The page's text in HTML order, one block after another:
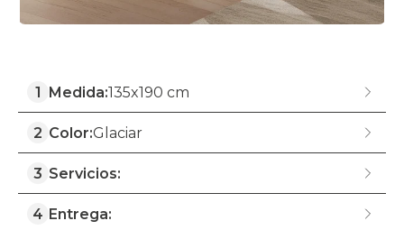
1 Medida:135x190 cm
2 Color:Glaciar
3 Servicios:
4 Entrega: